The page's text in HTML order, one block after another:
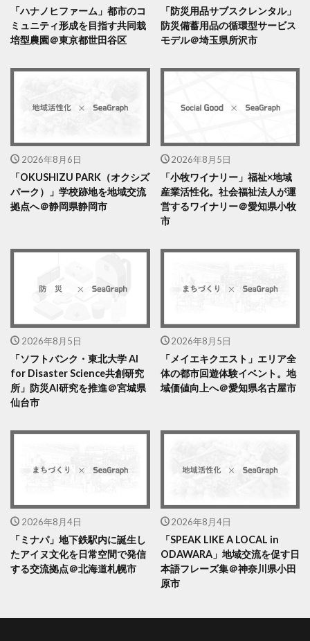
「ハナノヒファーム」都市のコ
ミュニティ形成を目指す共同栽
培型農園＠東京都世田谷区
「防災用品サブスクレンタル」
防災備蓄用品の循環型サービス
モデル＠埼玉県所沢市
2026年8月6日
「OKUSHIZU PARK（オクシズ
パーク）」学校跡地を地域交流
拠点へ＠静岡県静岡市
2026年8月5日
「小牧ワイナリー」福祉×地域
産業活性化。社会福祉法人が運
営するワイナリー＠愛知県小牧
市
2026年8月5日
「ソフトバンク・東北大学 AI
for Disaster Science共創研究
所」防災AI研究を推進＠宮城県
仙台市
2026年8月5日
「メイエキクエスト」エリア全
体の都市回遊体験イベント。地
域価値向上へ＠愛知県名古屋市
2026年8月4日
「ミナパ」地下鉄駅内に誕生し
たアイヌ文化を日常空間で発信
する交流拠点＠北海道札幌市
2026年8月4日
「SPEAK LIKE A LOCAL in
ODAWARA」地域交流を促す日
本語フレーズ集＠神奈川県小田
原市